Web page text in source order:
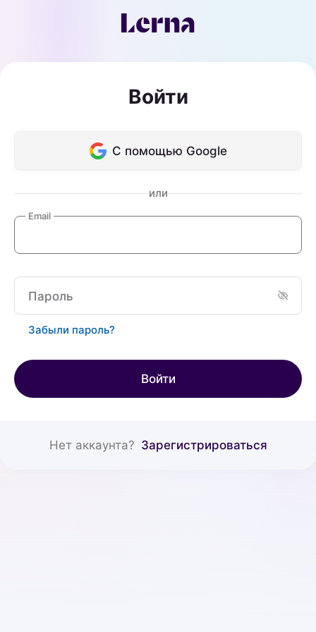
Войти
С помощью Google
или
Email
Пароль
Забыли пароль?
Войти
Нет аккаунта? Зарегистрироваться